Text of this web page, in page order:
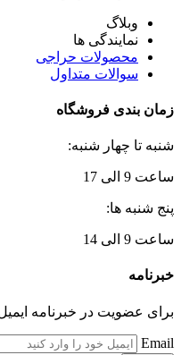
وبلاگ
نمایندگی ها
محصولات حراجی
سوالات متداول
زمان بندی فروشگاه
شنبه تا چهار شنبه:
ساعت 9 الی 17
پنج شنبه ها:
ساعت 9 الی 14
خبرنامه
برای عضویت در خبرنامه
Email